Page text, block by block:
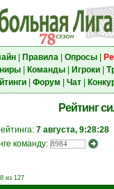
| Правила| Опросы|
| Команды| Игроки|
| Форум Чат|
Рейтинг
7 августа, 9:28:28
команду:
из 127